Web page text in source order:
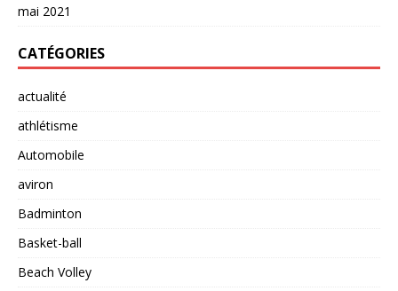
mai 2021
CATÉGORIES
actualité
athlétisme
Automobile
aviron
Badminton
Basket-ball
Beach Volley